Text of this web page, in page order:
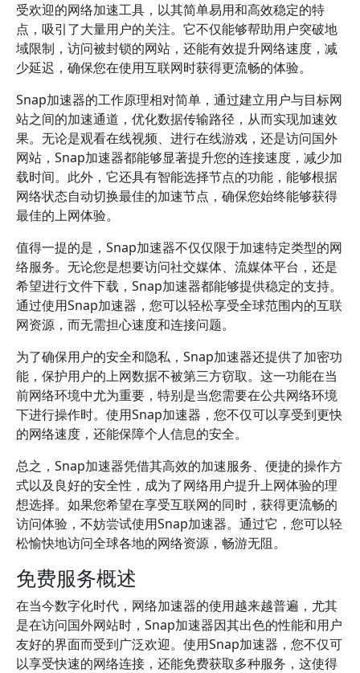
受欢迎的网络加速工具，以其简单易用和高效稳定的特
点，吸引了大量用户的关注。它不仅能够帮助用户突破地
域限制，访问被封锁的网站，还能有效提升网络速度，减
少延迟，确保您在使用互联网时获得更流畅的体验。
Snap加速器的工作原理相对简单，通过建立用户与目标网
站之间的加速通道，优化数据传输路径，从而实现加速效
果。无论是观看在线视频、进行在线游戏，还是访问国外
网站，Snap加速器都能够显著提升您的连接速度，减少加
载时间。此外，它还具有智能选择节点的功能，能够根据
网络状态自动切换最佳的加速节点，确保您始终能够获得
最佳的上网体验。
值得一提的是，Snap加速器不仅仅限于加速特定类型的网
络服务。无论您是想要访问社交媒体、流媒体平台，还是
希望进行文件下载，Snap加速器都能够提供稳定的支持。
通过使用Snap加速器，您可以轻松享受全球范围内的互联
网资源，而无需担心速度和连接问题。
为了确保用户的安全和隐私，Snap加速器还提供了加密功
能，保护用户的上网数据不被第三方窃取。这一功能在当
前网络环境中尤为重要，特别是当您需要在公共网络环境
下进行操作时。使用Snap加速器，您不仅可以享受到更快
的网络速度，还能保障个人信息的安全。
总之，Snap加速器凭借其高效的加速服务、便捷的操作方
式以及良好的安全性，成为了网络用户提升上网体验的理
想选择。如果您希望在享受互联网的同时，获得更流畅的
访问体验，不妨尝试使用Snap加速器。通过它，您可以轻
松愉快地访问全球各地的网络资源，畅游无阻。
免费服务概述
在当今数字化时代，网络加速器的使用越来越普遍，尤其
是在访问国外网站时，Snap加速器因其出色的性能和用户
友好的界面而受到广泛欢迎。使用Snap加速器，您不仅可
以享受快速的网络连接，还能免费获取多种服务，这使得